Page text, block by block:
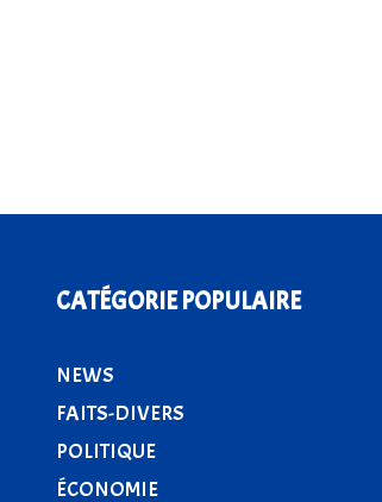
CATÉGORIE POPULAIRE
NEWS
FAITS-DIVERS
POLITIQUE
ÉCONOMIE